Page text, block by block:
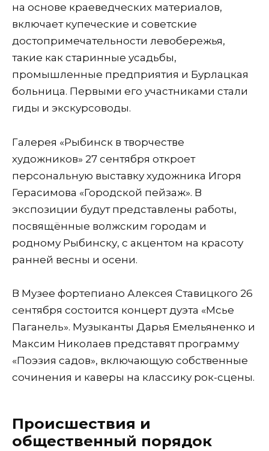
на основе краеведческих материалов,
включает купеческие и советские
достопримечательности левобережья,
такие как старинные усадьбы,
промышленные предприятия и Бурлацкая
больница. Первыми его участниками стали
гиды и экскурсоводы.
Галерея «Рыбинск в творчестве
художников» 27 сентября откроет
персональную выставку художника Игоря
Герасимова «Городской пейзаж». В
экспозиции будут представлены работы,
посвящённые волжским городам и
родному Рыбинску, с акцентом на красоту
ранней весны и осени.
В Музее фортепиано Алексея Ставицкого 26
сентября состоится концерт дуэта «Мсье
Паганель». Музыканты Дарья Емельяненко и
Максим Николаев представят программу
«Поэзия садов», включающую собственные
сочинения и каверы на классику рок-сцены.
Происшествия и
общественный порядок